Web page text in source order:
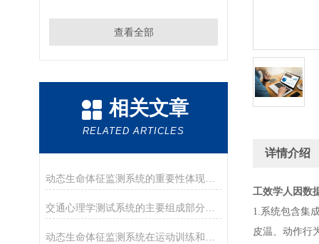
查看全部
相关文章
RELATED ARTICLES
动态生命体征监测系统的重要性体现在哪些方面？
详情介绍
工效学人因数
1.系统包含集
皮温、动作行